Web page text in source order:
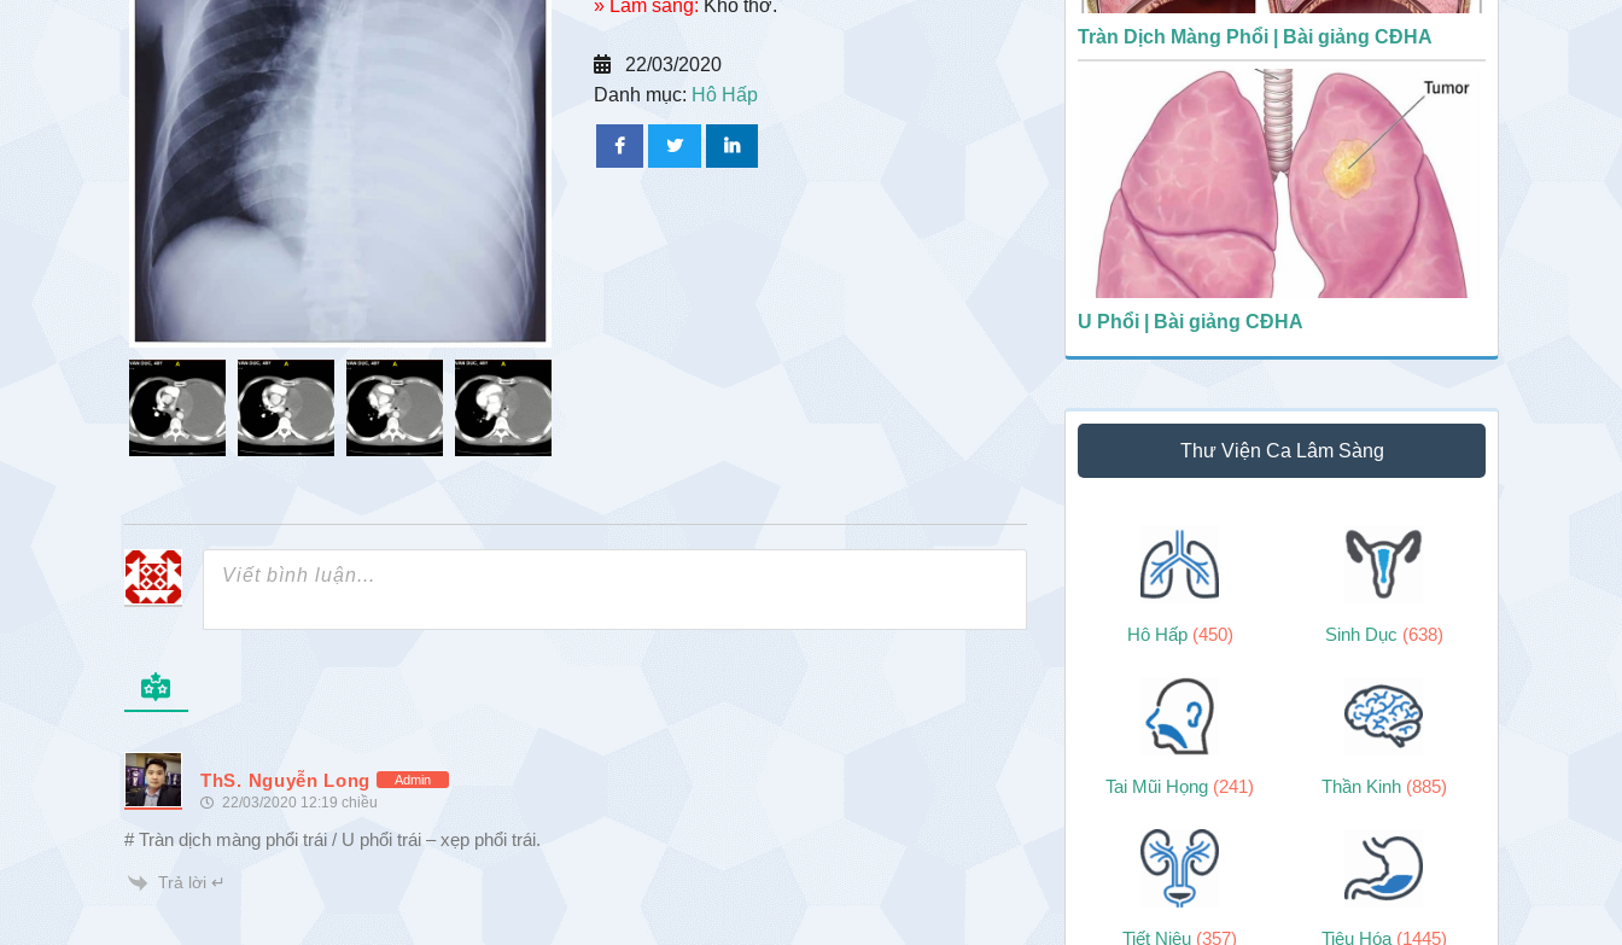
» Lâm sàng: Khó thở.
22/03/2020
Danh mục: Hô Hấp
ThS. Nguyễn Long Admin
22/03/2020 12:19 chiều
# Tràn dịch màng phổi trái / U phổi trái – xẹp phổi trái.
Trả lời ↵
Tràn Dịch Màng Phổi | Bài giảng CĐHA
U Phổi | Bài giảng CĐHA
Thư Viện Ca Lâm Sàng
Hô Hấp (450) Sinh Dục (638)
Tai Mũi Họng (241) Thần Kinh (885)
Tiết Niệu (357) Tiêu Hóa (1445)